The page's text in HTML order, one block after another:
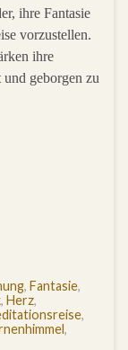
ihre Fantasie
vorzustellen.
ihre
geborgen zu
, Fantasie,
, Herz,
,
,